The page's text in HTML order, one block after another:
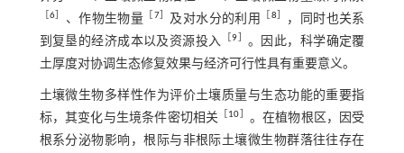
6 、作物生物量 7］ 及对水分的利用 8
，同时也关系
到复垦的经济成本以及资源投入
［9
。因此，科学确定覆
土厚度对协调生态修复效果与经济可行性具有重要意义。
土壤微生物多样性作为评价土壤质量与生态功能的重要指
标，其变化与生境条件密切相关
10
。在植物根区，因受
根系分泌物影响，根际与非根际土壤微生物群落往往存在